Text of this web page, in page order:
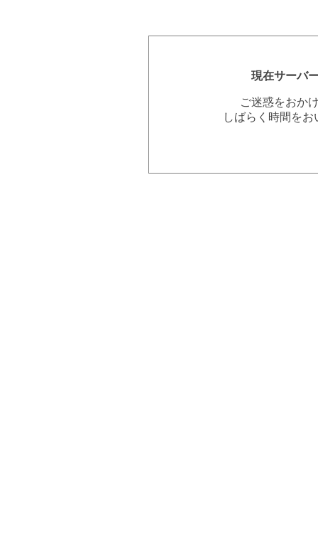
現在サーバ
ご迷惑をおか
しばらく時間を